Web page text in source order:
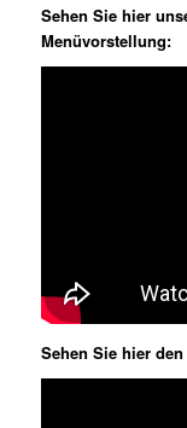
Sehen Sie hier
Menüvorstellung:
Sehen Sie hier